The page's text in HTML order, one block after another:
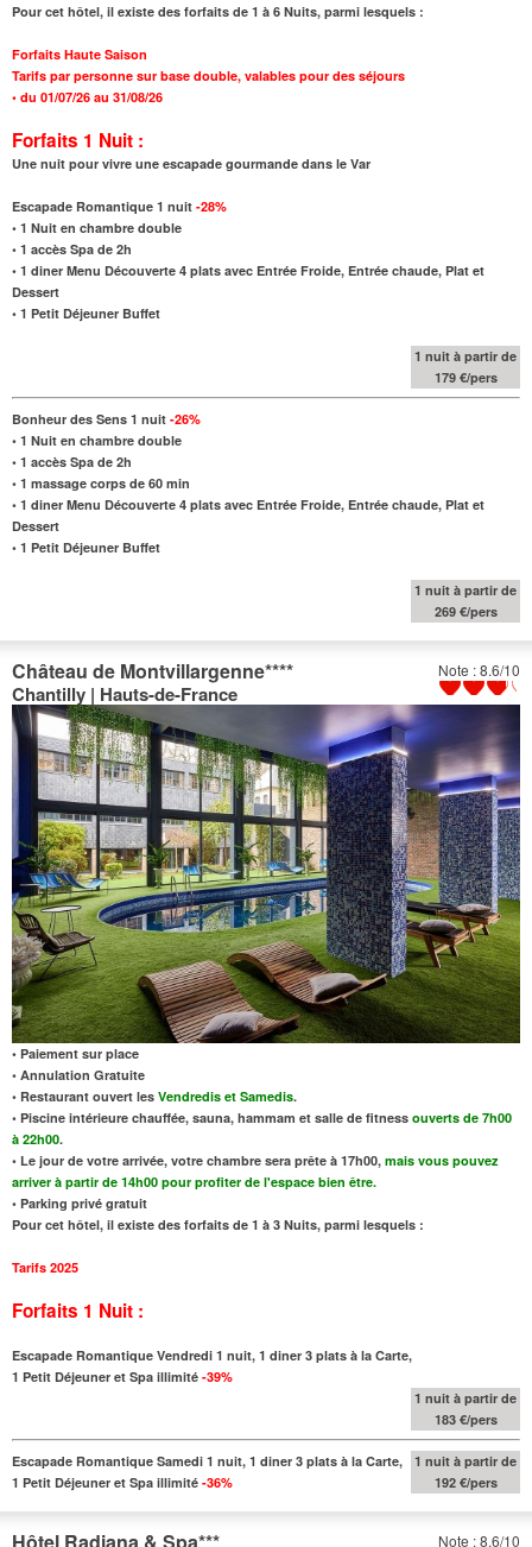
Pour cet hôtel, il existe des forfaits de 1 à 6 Nuits, parmi lesquels :
Forfaits Haute Saison
Tarifs par personne sur base double, valables pour des séjours
• du 01/07/26 au 31/08/26
Forfaits 1 Nuit :
Une nuit pour vivre une escapade gourmande dans le Var
Escapade Romantique 1 nuit -28%
• 1 Nuit en chambre double
• 1 accès Spa de 2h
• 1 diner Menu Découverte 4 plats avec Entrée Froide, Entrée chaude, Plat et
Dessert
• 1 Petit Déjeuner Buffet
1 nuit à partir de
179 €/pers
Bonheur des Sens 1 nuit -26%
• 1 Nuit en chambre double
• 1 accès Spa de 2h
• 1 massage corps de 60 min
• 1 diner Menu Découverte 4 plats avec Entrée Froide, Entrée chaude, Plat et
Dessert
• 1 Petit Déjeuner Buffet
1 nuit à partir de
269 €/pers
Note : 8.6/10
Château de Montvillargenne****
Chantilly | Hauts-de-France
• Paiement sur place
• Annulation Gratuite
• Restaurant ouvert les Vendredis et Samedis.
• Piscine intérieure chauffée, sauna, hammam et salle de fitness ouverts de 7h00
à 22h00.
• Le jour de votre arrivée, votre chambre sera prête à 17h00, mais vous pouvez
arriver à partir de 14h00 pour profiter de l'espace bien être.
• Parking privé gratuit
Pour cet hôtel, il existe des forfaits de 1 à 3 Nuits, parmi lesquels :
Tarifs 2025
Forfaits 1 Nuit :
Escapade Romantique Vendredi 1 nuit, 1 diner 3 plats à la Carte,
1 Petit Déjeuner et Spa illimité -39%
1 nuit à partir de
183 €/pers
Escapade Romantique Samedi 1 nuit, 1 diner 3 plats à la Carte,
1 Petit Déjeuner et Spa illimité -36%
1 nuit à partir de
192 €/pers
Note : 8.6/10